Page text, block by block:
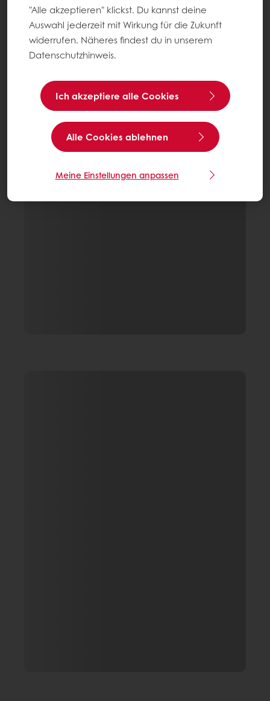
"Alle akzeptieren" klickst. Du kannst deine
Auswahl jederzeit mit Wirkung für die Zukunft
widerrufen. Näheres findest du in unserem
Datenschutzhinweis.
Ich akzeptiere alle Cookies
Alle Cookies ablehnen
Meine Einstellungen anpassen